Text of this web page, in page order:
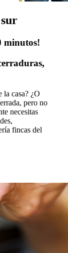
minutos!
la casa? ¿O
pero no
necesitas
fincas del